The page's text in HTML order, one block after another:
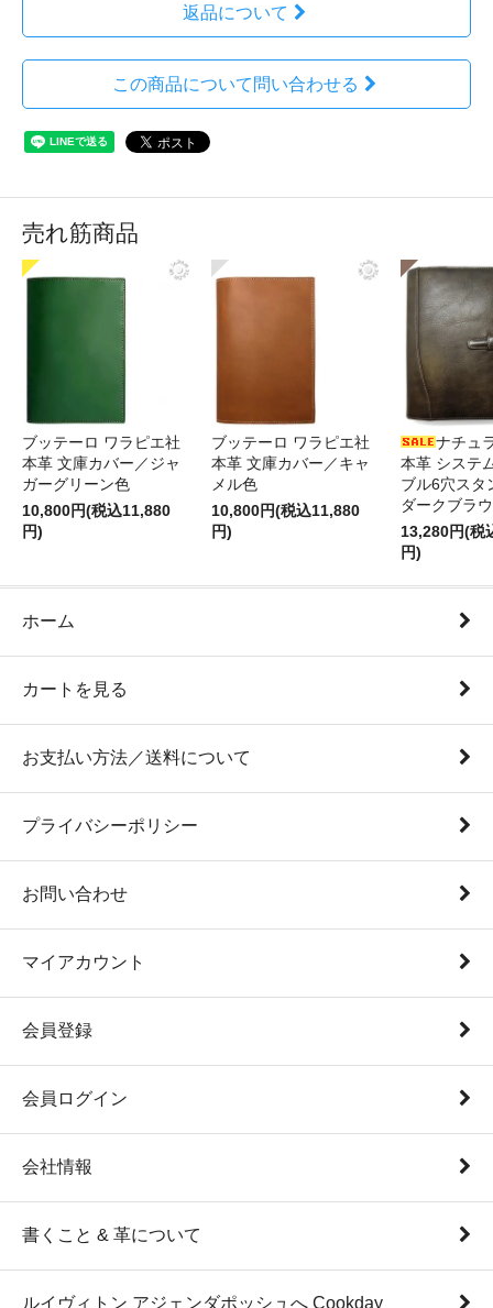
返品について
この商品について問い合わせる
売れ筋商品
ブッテーロ ワラピエ社
本革 文庫カバー／ジャ
ガーグリーン色
10,800円(税込11,880
円)
ブッテーロ ワラピエ社
本革 文庫カバー／キャ
メル色
10,800円(税込11,880
円)
ナチュ
本革 システ
ブル6穴スタ
ダークブラ
13,280円(税
円)
ホーム
カートを見る
お支払い方法／送料について
プライバシーポリシー
お問い合わせ
マイアカウント
会員登録
会員ログイン
会社情報
書くこと & 革について
ルイヴィトン アジェンダポッシュへ Cookday